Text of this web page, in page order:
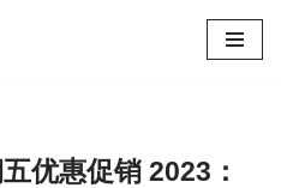
优惠促销 2023：